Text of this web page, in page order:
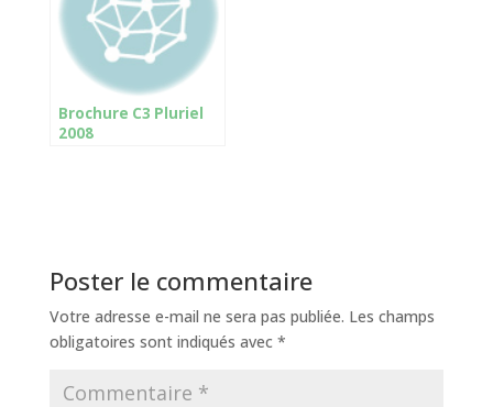
Brochure C3 Pluriel
2008
Poster le commentaire
Votre adresse e-mail ne sera pas publiée. Les champs
obligatoires sont indiqués avec *